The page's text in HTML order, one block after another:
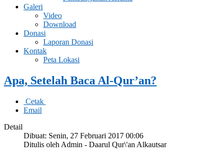
Galeri
Video
Download
Donasi
Laporan Donasi
Kontak
Peta Lokasi
Apa, Setelah Baca Al-Qur’an?
Cetak
Email
Detail
Dibuat: Senin, 27 Februari 2017 00:06
Ditulis oleh Admin - Daarul Qur\'an Alkautsar